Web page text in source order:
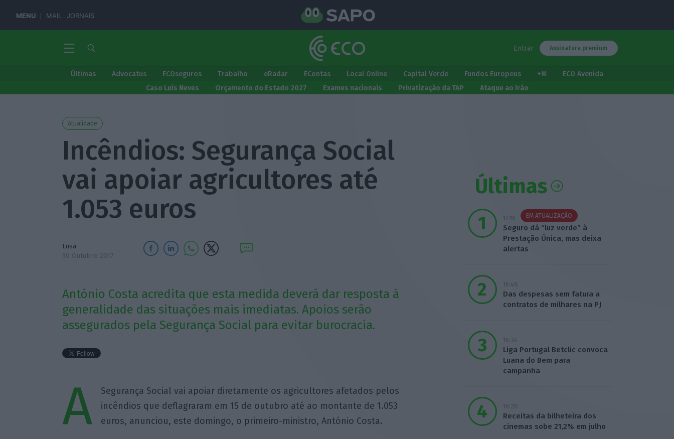
MENU MAIL JORNAIS
Entrar Assinatura premium
Últimas Advocatus ECOseguros Trabalho eRadar EContas Local Online Capital Verde Fundos Europeus +M
ECO Avenida
Caso Luís Neves
Orçamento do Estado 2027 Exames nacionais Privatização da TAP Ataque ao Irão
Atualidade
Incêndios: Segurança Social
vai apoiar agricultores até
1.053 euros
Lusa
30 Outubro 2017
António Costa acredita que esta medida deverá dar resposta à
generalidade das situações mais imediatas. Apoios serão
assegurados pela Segurança Social para evitar burocracia.
A
Segurança Social vai apoiar diretamente os agricultores afetados pelos
incêndios que deflagraram em 15 de outubro até ao montante de 1.053
euros, anunciou, este domingo, o primeiro-ministro, António Costa.
Últimas
17:16 EM ATUALIZAÇÃO
Seguro dá “luz verde” à
Prestação Única, mas deixa
alertas
16:48
Das despesas sem fatura a
contratos de milhares na PJ
16:34
Liga Portugal Betclic convoca
Luana do Bem para
campanha
16:28
Receitas da bilheteira dos
cinemas sobe 21,2% em julho